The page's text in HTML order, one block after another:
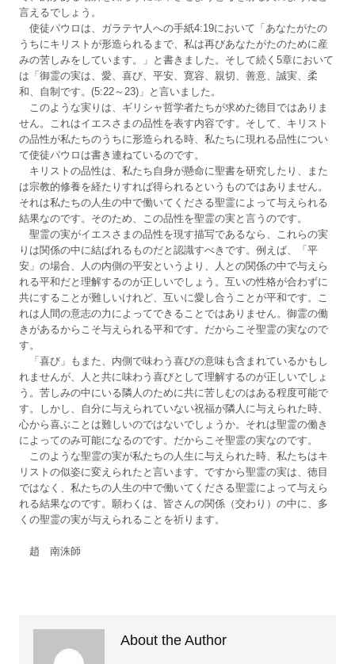
言えるでしょう。
使徒パウロは、ガラテヤ人への手紙4:19において「あなたがたの
うちにキリストが形造られるまで、私は再びあなたがたのために産
みの苦しみをしています。」と書きました。そして続く5章において
は「御霊の実は、愛、喜び、平安、寛容、親切、善意、誠実、柔
和、自制です。(5:22～23)」と言いました。
このような実りは、ギリシャ哲学者たちが求めた徳目ではありま
せん。これはイエスさまの品性を表す内容です。そして、キリスト
の品性が私たちのうちに形造られる時、私たちに現れる品性につい
て使徒パウロは書き連ねているのです。
キリストの品性は、私たち自身が懸命に聖書を研究したり、また
は宗教的修養を経たりすれば得られるというものではありません。
それは私たちの人生の中で働いてくださる聖霊によって与えられる
結果なのです。そのため、この品性を聖霊の実と言うのです。
聖霊の実がイエスさまの品性を現す描写であるなら、これらの実
りは関係の中に結ばれるものだと認識すべきです。例えば、「平
安」の場合、人の内側の平安というより、人との関係の中で与えら
れる平和だと理解するのが正しいでしょう。互いの性格が合わずに
共にすることが難しいけれど、互いに愛し合うことが平和です。こ
れは人間の意志の力によってできることではありません。御霊の働
きがあるからこそ与えられる平和です。だからこそ聖霊の実なので
す。
「喜び」もまた、内側で味わう喜びの意味も含まれているかもし
れませんが、人と共に味わう喜びとして理解するのが正しいでしょ
う。苦しみの中にいる隣人のために共に苦しむのはある程度可能で
す。しかし、自分に与えられていない祝福が隣人に与えられた時、
心から喜ぶことは難しいのではないでしょうか。それは聖霊の働き
によってのみ可能になるのです。だからこそ聖霊の実なのです。
このような聖霊の実が私たちの人生に与えられた時、私たちはキ
リストの似姿に変えられたと言います。ですから聖霊の実は、徳目
ではなく、私たちの人生の中で働いてくださる聖霊によって与えら
れる結果なのです。願わくは、皆さんの関係（交わり）の中に、多
くの聖霊の実が与えられることを祈ります。
趙 南洙師
About the Author